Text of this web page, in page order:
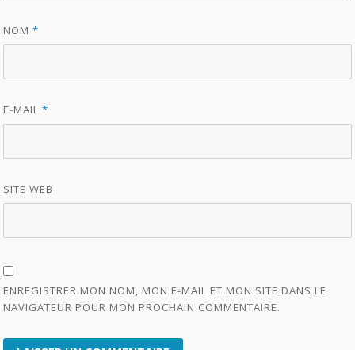
NOM*
E-MAIL*
SITE WEB
ENREGISTRER MON NOM, MON E-MAIL ET MON SITE DANS LE
NAVIGATEUR POUR MON PROCHAIN COMMENTAIRE.